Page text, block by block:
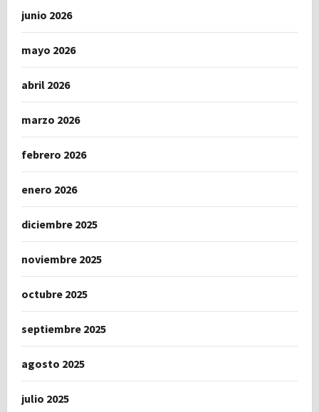
junio 2026
mayo 2026
abril 2026
marzo 2026
febrero 2026
enero 2026
diciembre 2025
noviembre 2025
octubre 2025
septiembre 2025
agosto 2025
julio 2025